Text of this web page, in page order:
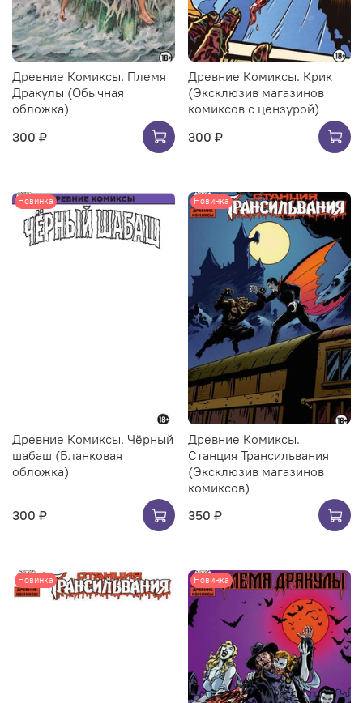
Древние Комиксы. Племя
Дракулы (Обычная
обложка)
300 ₽
Древние Комиксы. Крик
(Эксклюзив магазинов
комиксов с цензурой)
300 ₽
Новинка
Древние Комиксы. Чёрный
шабаш (Бланковая
обложка)
300 ₽
Новинка
Древние Комиксы.
Станция Трансильвания
(Эксклюзив магазинов
комиксов)
350 ₽
Новинка Новинка